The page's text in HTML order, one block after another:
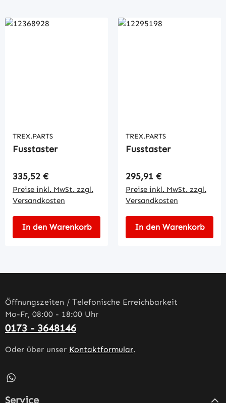
TREX.PARTS
Fusstaster
Regulärer Preis:
335,52 €
Preise inkl. MwSt. zzgl.
Versandkosten
In den Warenkorb
TREX.PARTS
Fusstaster
Regulärer Preis:
295,91 €
Preise inkl. MwSt. zzgl.
Versandkosten
In den Warenkorb
Öffnungszeiten / Telefonische Erreichbarkeit
Mo-Fr, 08:00 - 18:00 Uhr
0173 - 3648146
Oder über unser Kontaktformular.
Schreib uns auf WhatsApp – öffnet in neuem Tab
Service